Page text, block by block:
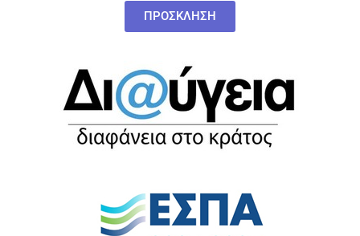
ΠΡΟΣΚΛΗΣΗ